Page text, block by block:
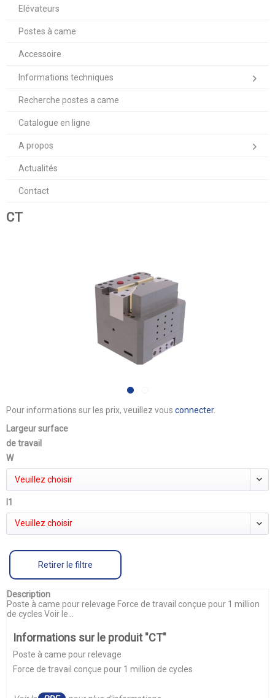
Elévateurs
Postes à came
Accessoire
Informations techniques
Recherche postes a came
Catalogue en ligne
A propos
Actualités
Contact
CT
Pour informations sur les prix, veuillez vous connecter.
Largeur surface
de travail
W
Veuillez choisir
l1
Veuillez choisir
Retirer le filtre
Description
Poste à came pour relevage Force de travail conçue pour 1 million
de cycles Voir le...
Informations sur le produit "CT"
Poste à came pour relevage
Force de travail conçue pour 1 million de cycles